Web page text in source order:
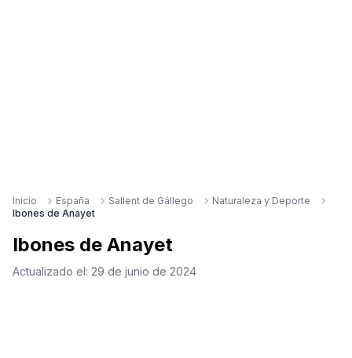
Inicio España Sallent de Gállego
Naturaleza y Deporte
Ibones de Anayet
Ibones de Anayet
Actualizado el: 29 de junio de 2024